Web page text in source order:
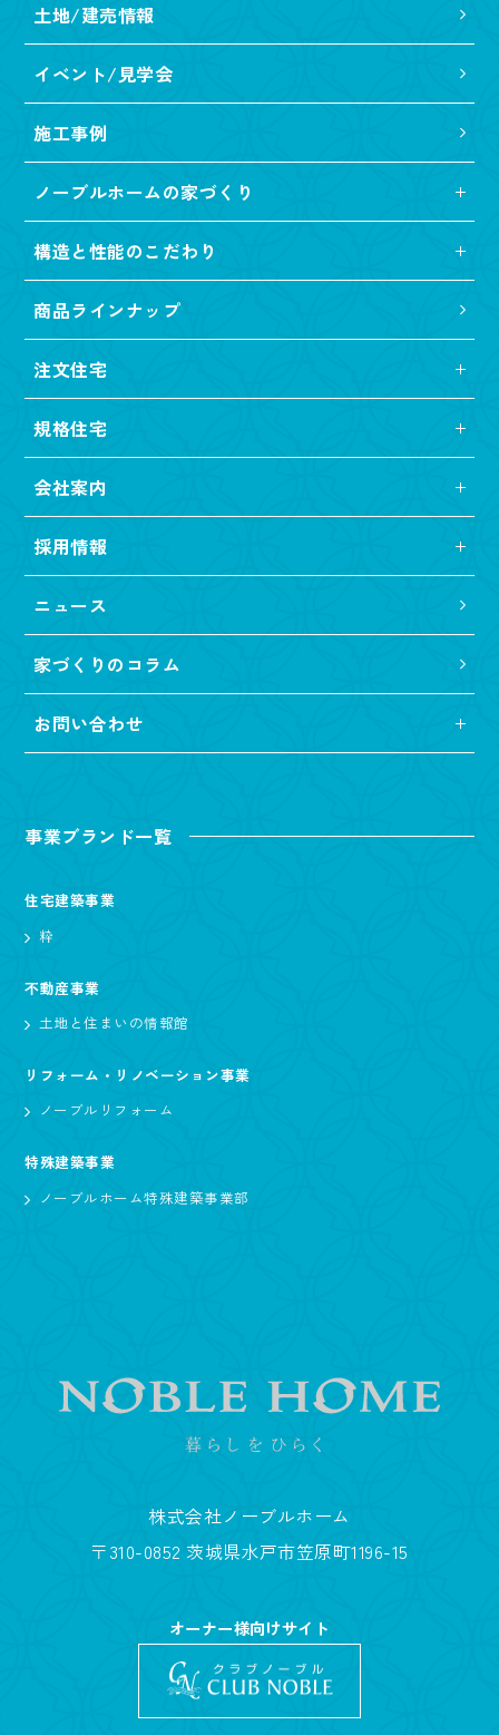
土地/建売情報
イベント/見学会
施工事例
ノーブルホームの家づくり
構造と性能のこだわり
商品ラインナップ
注文住宅
規格住宅
会社案内
採用情報
ニュース
家づくりのコラム
お問い合わせ
事業ブランド一覧
住宅建築事業
粋
不動産事業
土地と住まいの情報館
リフォーム・リノベーション事業
ノーブルリフォーム
特殊建築事業
ノーブルホーム特殊建築事業部
株式会社ノーブルホーム
〒310-0852 茨城県水戸市笠原町1196-15
オーナー様向けサイト